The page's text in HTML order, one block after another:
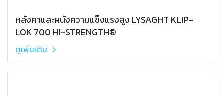
หลังคาและผนังความแข็งแรงสูง LYSAGHT KLIP-
LOK 700 HI-STRENGTH®
ดูเพิ่มเติม